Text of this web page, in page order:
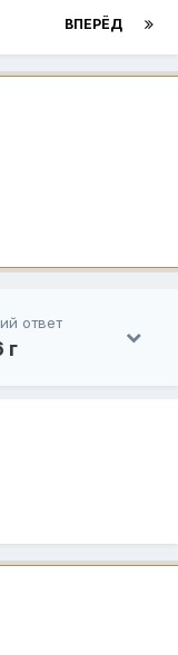
ВПЕРЁД
ответ
г